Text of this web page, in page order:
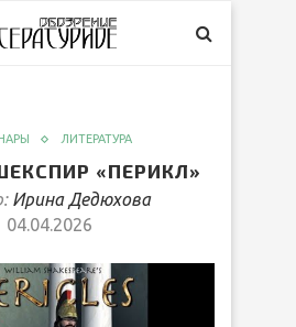
ЛИТЕРАТУРА
«ПЕРИКЛ»
Ирина Дедюхова
04.04.2026